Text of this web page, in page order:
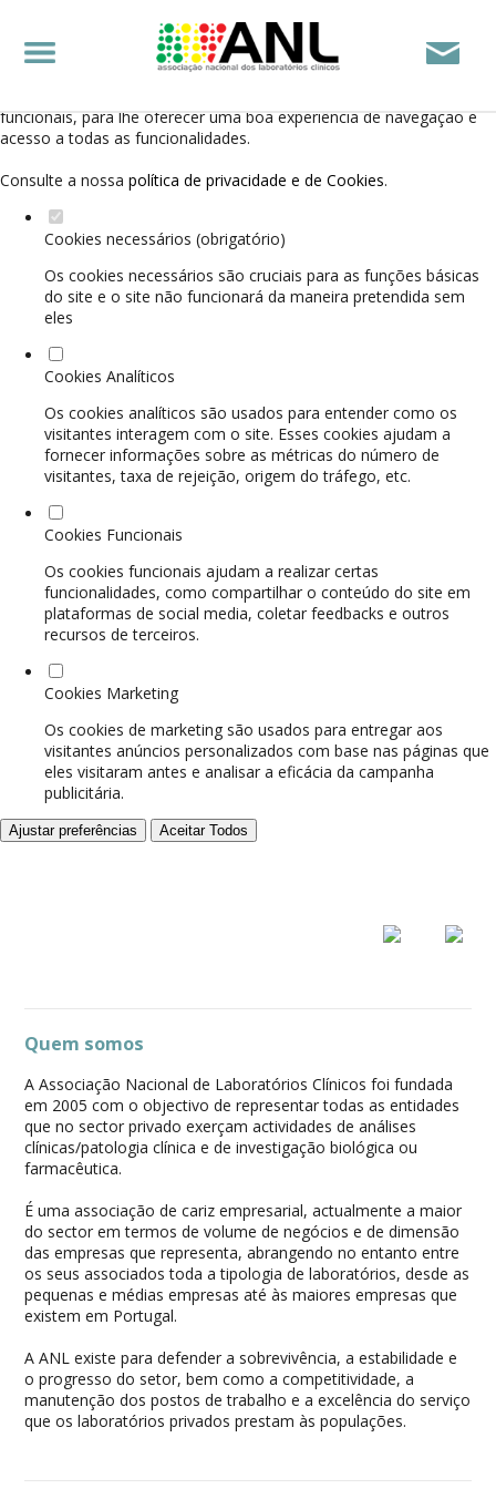
Defina as suas preferências de cookies para este
website.
funcionais, para lhe oferecer uma boa experiência de navegação e
acesso a todas as funcionalidades.
Consulte a nossa política de privacidade e de Cookies.
Cookies necessários (obrigatório)
Os cookies necessários são cruciais para as funções básicas
do site e o site não funcionará da maneira pretendida sem
eles
Cookies Analíticos
Os cookies analíticos são usados para entender como os
visitantes interagem com o site. Esses cookies ajudam a
fornecer informações sobre as métricas do número de
visitantes, taxa de rejeição, origem do tráfego, etc.
Cookies Funcionais
Os cookies funcionais ajudam a realizar certas
funcionalidades, como compartilhar o conteúdo do site em
plataformas de social media, coletar feedbacks e outros
recursos de terceiros.
Cookies Marketing
Os cookies de marketing são usados para entregar aos
visitantes anúncios personalizados com base nas páginas que
eles visitaram antes e analisar a eficácia da campanha
publicitária.
Ajustar preferências Aceitar Todos
Quem somos
A Associação Nacional de Laboratórios Clínicos foi fundada
em 2005 com o objectivo de representar todas as entidades
que no sector privado exerçam actividades de análises
clínicas/patologia clínica e de investigação biológica ou
farmacêutica.
É uma associação de cariz empresarial, actualmente a maior
do sector em termos de volume de negócios e de dimensão
das empresas que representa, abrangendo no entanto entre
os seus associados toda a tipologia de laboratórios, desde as
pequenas e médias empresas até às maiores empresas que
existem em Portugal.
A ANL existe para defender a sobrevivência, a estabilidade e
o progresso do setor, bem como a competitividade, a
manutenção dos postos de trabalho e a excelência do serviço
que os laboratórios privados prestam às populações.